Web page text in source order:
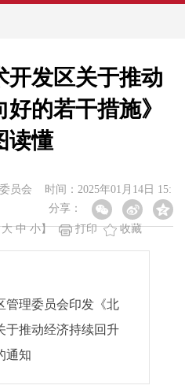
开发区关于推动
的若干措施》
读懂
员会 时间：2025年01月14日 15:
分享：
大 中 小】 打印 收藏
管理委员会印发《北
于推动经济持续回升
通知